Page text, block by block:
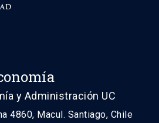
y Administración UC
4860, Macul. Santiago, Chile